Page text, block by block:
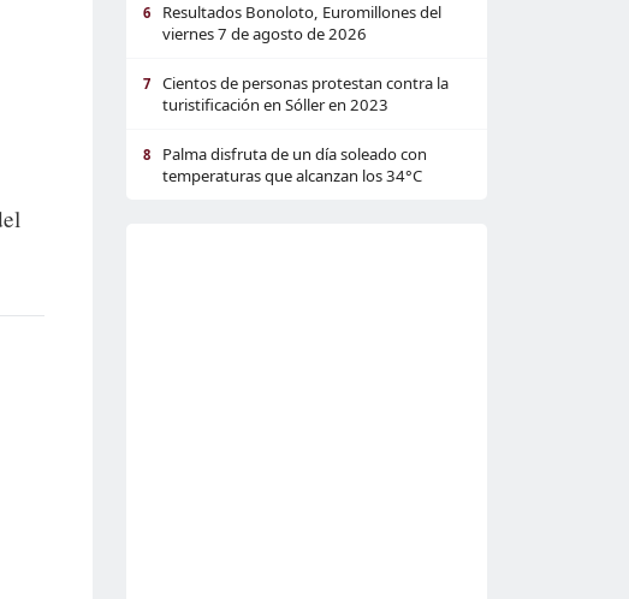
6
Resultados Bonoloto, Euromillones del
viernes 7 de agosto de 2026
7
Cientos de personas protestan contra la
turistificación en Sóller en 2023
8
Palma disfruta de un día soleado con
temperaturas que alcanzan los 34°C